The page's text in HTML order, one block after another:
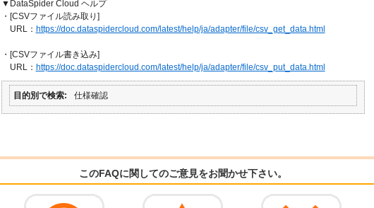
▼DataSpider Cloud ヘルプ
・[CSVファイル読み取り]
URL： https://doc.dataspidercloud.com/latest/help/ja/adapter/file/csv_get_data.html
・[CSVファイル書き込み]
URL： https://doc.dataspidercloud.com/latest/help/ja/adapter/file/csv_put_data.html
目的別で検索 仕様確認
このFAQに関してのご意見をお聞かせ下さい。